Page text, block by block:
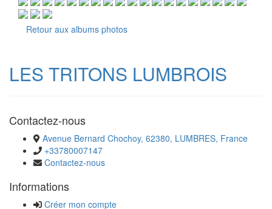
Retour aux albums photos
LES TRITONS LUMBROIS
Contactez-nous
Avenue Bernard Chochoy, 62380, LUMBRES, France
+33780007147
Contactez-nous
Informations
Créer mon compte